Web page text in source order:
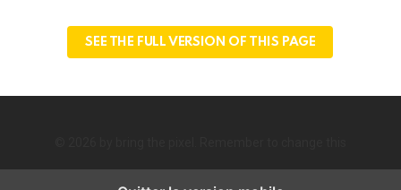
SEE THE FULL VERSION OF THIS PAGE